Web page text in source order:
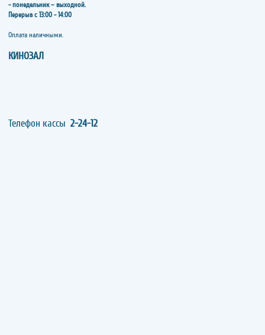
- понедельник – выходной.
Перерыв с 13:00 - 14:00
​​​​​​​Оплата наличными.
КИНОЗАЛ
Телефон кассы 2-24-12